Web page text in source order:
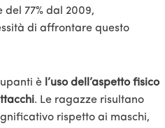
del 77% dal 2009,
di affrontare questo
è l’uso dell’aspetto fisico
. Le ragazze risultano
rispetto ai maschi,